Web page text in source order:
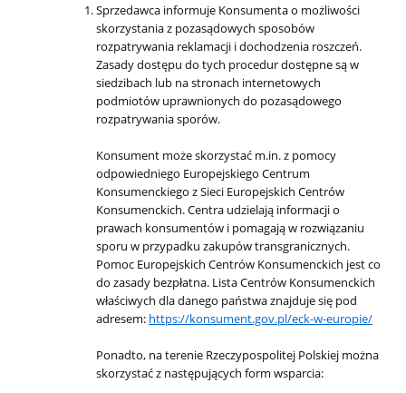
Sprzedawca informuje Konsumenta o możliwości
skorzystania z pozasądowych sposobów
rozpatrywania reklamacji i dochodzenia roszczeń.
Zasady dostępu do tych procedur dostępne są w
siedzibach lub na stronach internetowych
podmiotów uprawnionych do pozasądowego
rozpatrywania sporów.
Konsument może skorzystać m.in. z pomocy
odpowiedniego Europejskiego Centrum
Konsumenckiego z Sieci Europejskich Centrów
Konsumenckich. Centra udzielają informacji o
prawach konsumentów i pomagają w rozwiązaniu
sporu w przypadku zakupów transgranicznych.
Pomoc Europejskich Centrów Konsumenckich jest co
do zasady bezpłatna. Lista Centrów Konsumenckich
właściwych dla danego państwa znajduje się pod
adresem: https://konsument.gov.pl/eck-w-europie/
Ponadto, na terenie Rzeczypospolitej Polskiej można
skorzystać z następujących form wsparcia: